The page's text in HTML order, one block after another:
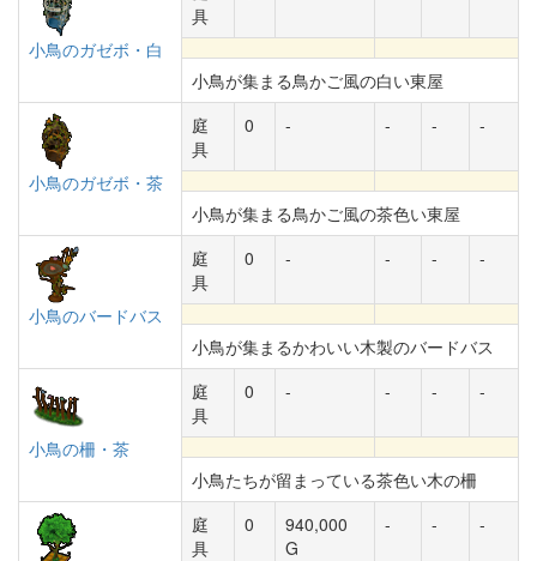
小鳥のガゼボ・白
具
小鳥が集まる鳥かご風の白い東屋
小鳥のガゼボ・茶
庭
具
0 - - - -
小鳥が集まる鳥かご風の茶色い東屋
小鳥のバードバス
庭
具
0 - - - -
小鳥が集まるかわいい木製のバードバス
小鳥の柵・茶
庭
具
0 - - - -
小鳥たちが留まっている茶色い木の柵
庭
具
0
940,000
G
- - -